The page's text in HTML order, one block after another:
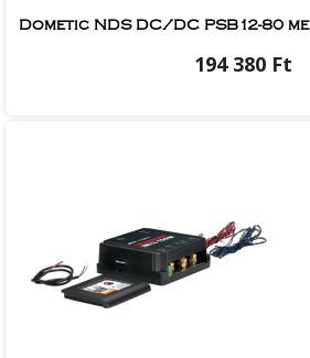
Dometic NDS DC/DC PSB12-80
194 380 Ft